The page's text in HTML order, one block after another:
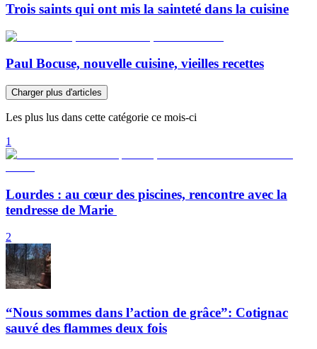
Trois saints qui ont mis la sainteté dans la cuisine
Paul Bocuse, nouvelle cuisine, vieilles recettes
Charger plus d'articles
Les plus lus dans cette catégorie ce mois-ci
1
Lourdes : au cœur des piscines, rencontre avec la
tendresse de Marie
2
“Nous sommes dans l’action de grâce”: Cotignac
sauvé des flammes deux fois